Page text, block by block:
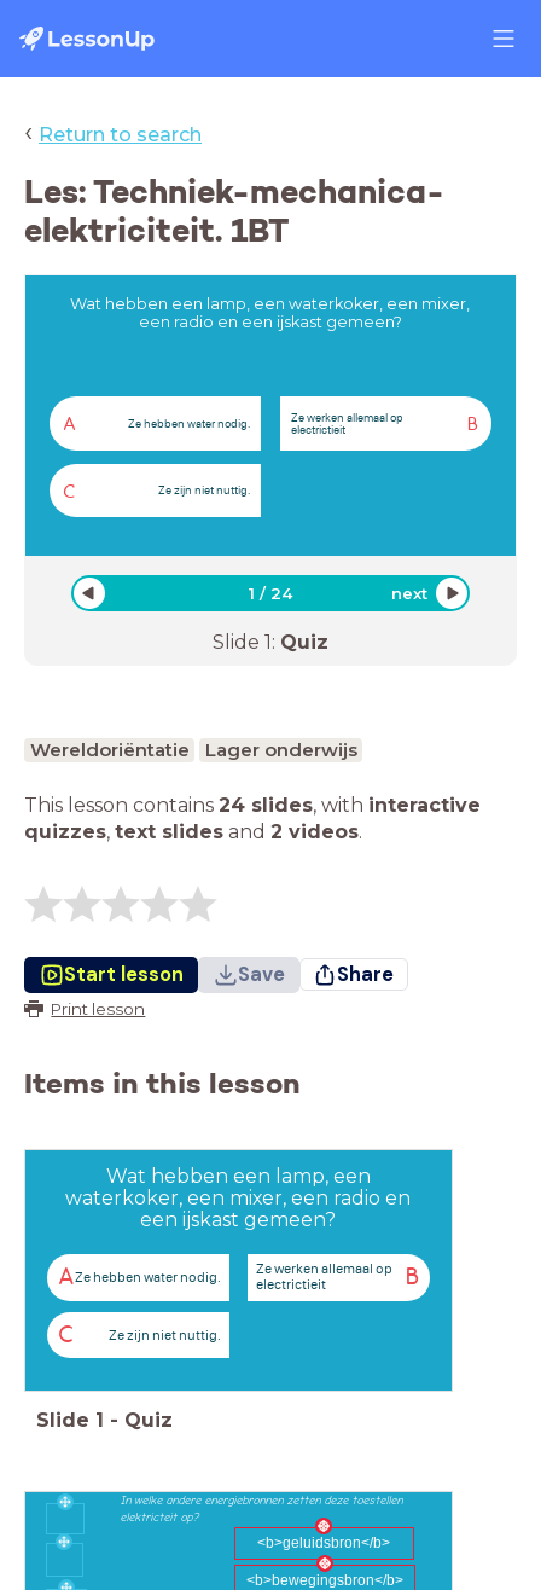
‹ Return to search
Les: Techniek-mechanica-
elektriciteit. 1BT
Wat hebben een lamp, een waterkoker, een mixer,
een radio en een ijskast gemeen?
A Ze hebben water nodig. B
Ze werken allemaal op
electrictieit
C Ze zijn niet nuttig.
1 /24 next
Slide 1: Quiz
Wereldoriëntatie Lager onderwijs
This lesson contains 24 slides, with interactive
quizzes, text slides and 2 videos.
Start lesson Save Share
Print lesson
Items in this lesson
Wat hebben een lamp, een
waterkoker, een mixer, een radio en
een ijskast gemeen?
AZe hebben water nodig. B
Ze werken allemaal op
electrictieit
C Ze zijn niet nuttig.
Slide 1 - Quiz
In welke andere energiebronnen zetten deze toestellen
elektricteit op?
<b>geluidsbron</b>
<b>bewegingsbron</b>